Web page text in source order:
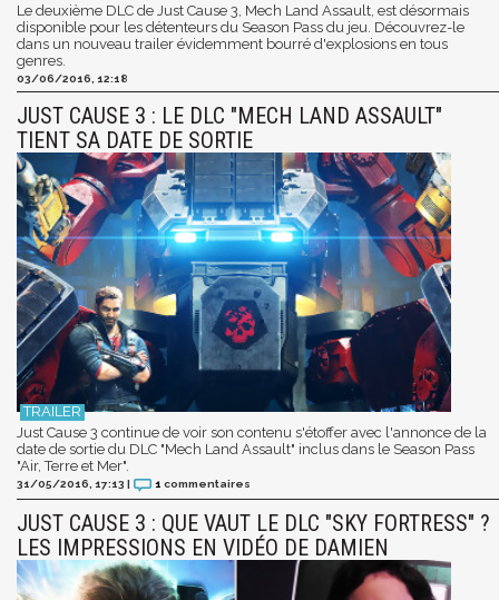
Le deuxième DLC de Just Cause 3, Mech Land Assault, est désormais
disponible pour les détenteurs du Season Pass du jeu. Découvrez-le
dans un nouveau trailer évidemment bourré d'explosions en tous
genres.
03/06/2016, 12:18
JUST CAUSE 3 : LE DLC "MECH LAND ASSAULT"
TIENT SA DATE DE SORTIE
Just Cause 3 continue de voir son contenu s'étoffer avec l'annonce de la
date de sortie du DLC "Mech Land Assault" inclus dans le Season Pass
"Air, Terre et Mer".
31/05/2016, 17:13 | 1 commentaires
JUST CAUSE 3 : QUE VAUT LE DLC "SKY FORTRESS" ?
LES IMPRESSIONS EN VIDÉO DE DAMIEN